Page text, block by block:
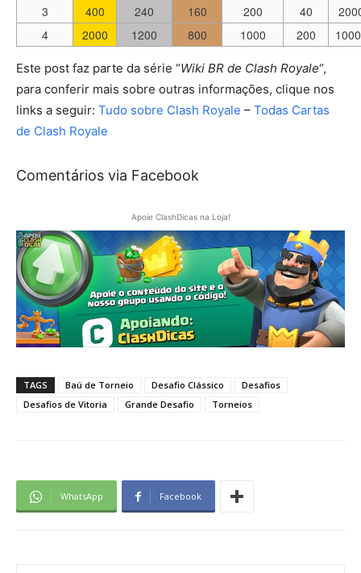
3
400 240 160 200 40
4
2000 1200 800 1000 200
Este post faz parte da série “Wiki BR de Clash Royale“,
para conferir mais sobre outras informações, clique nos
links a seguir: Tudo sobre Clash Royale – Todas Cartas
de Clash Royale
Comentários via Facebook
Apoie ClashDicas na Loja!
TAGS Baú de Torneio Desafio Clássico
Desafios
Desafios de Vitoria
Grande Desafio Torneios
WhatsApp Facebook